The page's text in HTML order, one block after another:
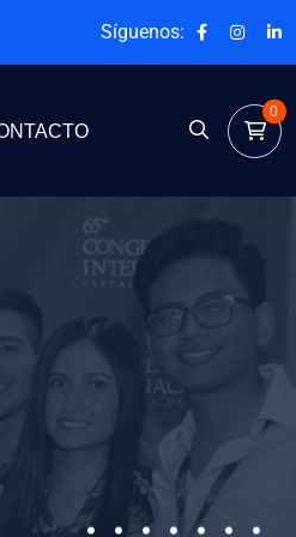
Síguenos:
0